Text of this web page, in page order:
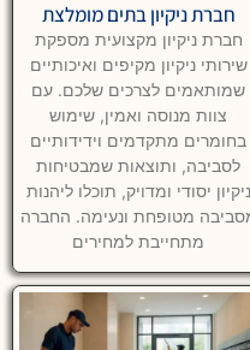
חברת ניקיון בתים מומלצת
חברת ניקיון מקצועית מספקת
שירותי ניקיון מקיפים ואיכותיים
שמותאמים לצרכים שלכם. עם
צוות מנוסה ואמין, שימוש
בחומרים מתקדמים וידידותיים
לסביבה, ותוצאות שמבטיחות
ניקיון יסודי ומדויק, תוכלו ליהנות
מטופחת ונעימה. החברה
מתחייבת למחירים